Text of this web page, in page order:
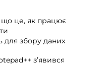
що це, як працює
для збору даних
з’явився